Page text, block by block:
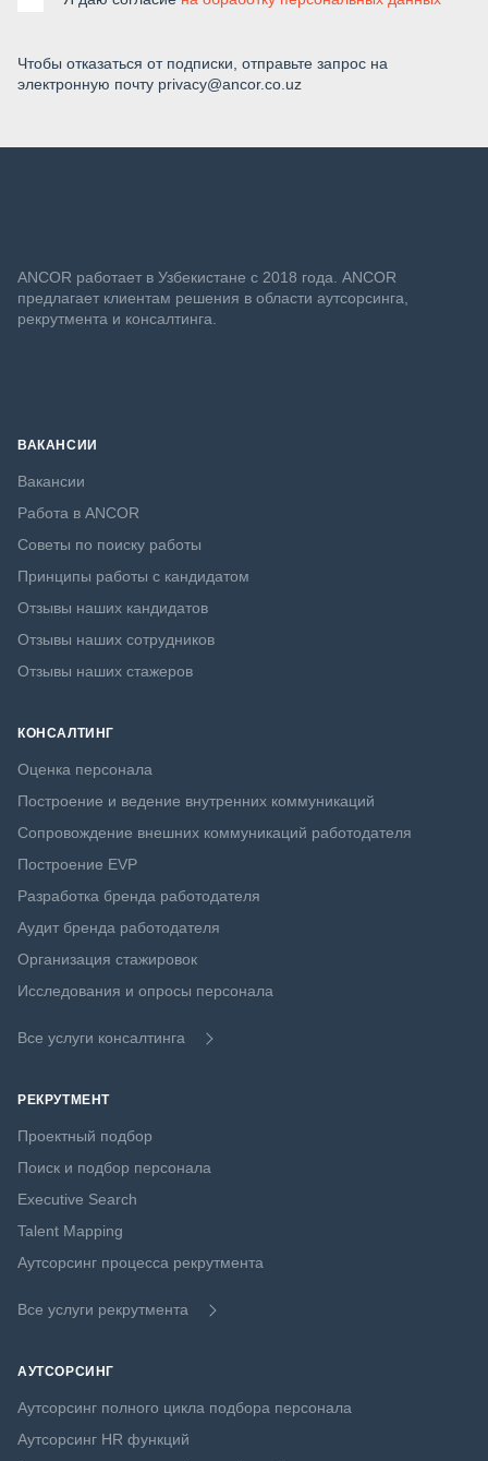
Чтобы отказаться от подписки, отправьте запрос на
электронную почту privacy@ancor.co.uz
ANСOR работает в Узбекистане с 2018 года. ANCOR
предлагает клиентам решения в области аутсорсинга,
рекрутмента и консалтинга.
ВАКАНСИИ
Вакансии
Работа в ANCOR
Советы по поиску работы
Принципы работы с кандидатом
Отзывы наших кандидатов
Отзывы наших сотрудников
Отзывы наших стажеров
КОНСАЛТИНГ
Оценка персонала
Построение и ведение внутренних коммуникаций
Сопровождение внешних коммуникаций работодателя
Построение EVP
Разработка бренда работодателя
Аудит бренда работодателя
Организация стажировок
Исследования и опросы персонала
Все услуги консалтинга
РЕКРУТМЕНТ
Проектный подбор
Поиск и подбор персонала
Executive Search
Talent Mapping
Аутсорсинг процесса рекрутмента
Все услуги рекрутмента
АУТСОРСИНГ
Аутсорсинг полного цикла подбора персонала
Аутсорсинг HR функций